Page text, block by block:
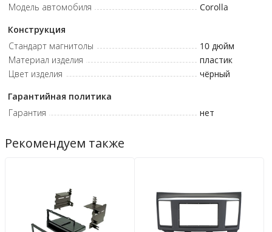
Модель автомобиля
Corolla
Конструкция
Стандарт магнитолы
10 дюйм
Материал изделия
пластик
Цвет изделия
чёрный
Гарантийная политика
Гарантия
нет
Рекомендуем также